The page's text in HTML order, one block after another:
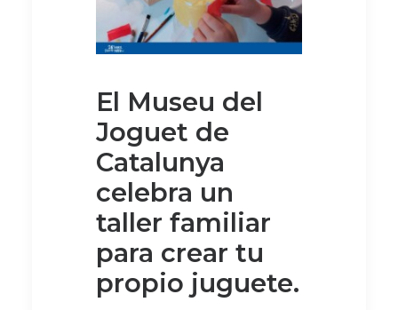
El Museu del
Joguet de
Catalunya
celebra un
taller familiar
para crear tu
propio juguete.